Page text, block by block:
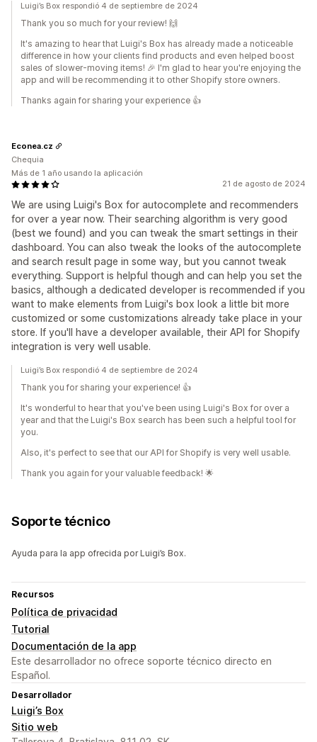
Luigi’s Box respondió 4 de septiembre de 2024
Thank you so much for your review! 🙌
It's amazing to hear that Luigi's Box has already made a noticeable
difference in how your clients find products and even helped boost
sales of slower-moving items! 🎉 I'm glad to hear you're enjoying the
app and will be recommending it to other Shopify store owners.
Thanks again for sharing your experience 👍
21 de agosto de 2024
We are using Luigi's Box for autocomplete and recommenders
for over a year now. Their searching algorithm is very good
(best we found) and you can tweak the smart settings in their
dashboard. You can also tweak the looks of the autocomplete
and search result page in some way, but you cannot tweak
everything. Support is helpful though and can help you set the
basics, although a dedicated developer is recommended if you
want to make elements from Luigi's box look a little bit more
customized or some customizations already take place in your
store. If you'll have a developer available, their API for Shopify
integration is very well usable.
Econea.cz
Chequia
Más de 1 año usando la aplicación
Luigi’s Box respondió 4 de septiembre de 2024
Thank you for sharing your experience! 👍
It's wonderful to hear that you've been using Luigi's Box for over a
year and that the Luigi's Box search has been such a helpful tool for
you.
Also, it's perfect to see that our API for Shopify is very well usable.
Thank you again for your valuable feedback! 🌟
Soporte técnico
Ayuda para la app ofrecida por Luigi’s Box.
Recursos
Política de privacidad
Tutorial
Documentación de la app
Este desarrollador no ofrece soporte técnico directo en
Español.
Desarrollador
Luigi’s Box
Sitio web